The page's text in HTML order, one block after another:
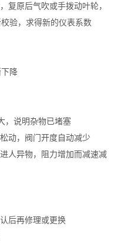
复原后气吹或手拨动叶轮，
验，求得新的仪表系数
降
，说明杂物已堵塞
动，阀门开度自动减少
人异物，阻力增加而减速减
后再修理或更换